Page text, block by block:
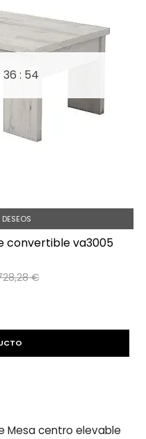
36 : 54
convertible va3005
€
Mesa centro elevable